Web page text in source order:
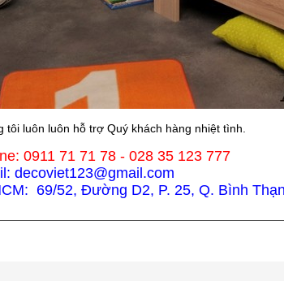
tôi luôn luôn hỗ trợ Quý khách hàng nhiệt tình.
0911 71 71 78 - 028 35 123 777
decoviet123@gmail.com
69/52, Đường D2, P. 25, Q. Bình